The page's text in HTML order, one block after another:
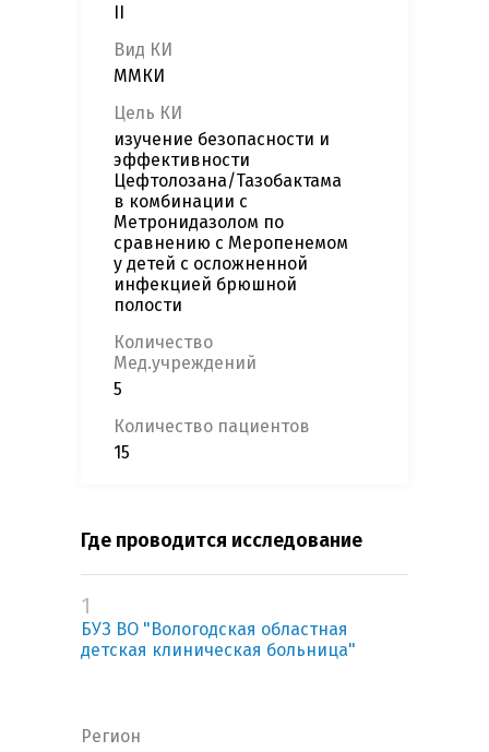
Вид КИ
ММКИ
Цель КИ
изучение безопасности и
эффективности
Цефтолозана/Тазобактама
в комбинации с
Метронидазолом по
сравнению с Меропенемом
у детей с осложненной
инфекцией брюшной
полости
Количество
Мед.учреждений
5
Количество пациентов
15
Где проводится исследование
1
БУЗ ВО "Вологодская областная
детская клиническая больница"
Регион